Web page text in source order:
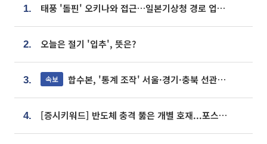
1. 태풍 '돌핀' 오키나와 접근…일본기상청 경로 업데이트
2. 오늘은 절기 '입추', 뜻은?
3. 속보 합수본, '통계 조작' 서울·경기·충북 선관위 등 추가 압수수색
4. [증시키워드] 반도체 충격 뚫은 개별 호재...포스코퓨처엠·에코프로·한화솔루션 '눈길'